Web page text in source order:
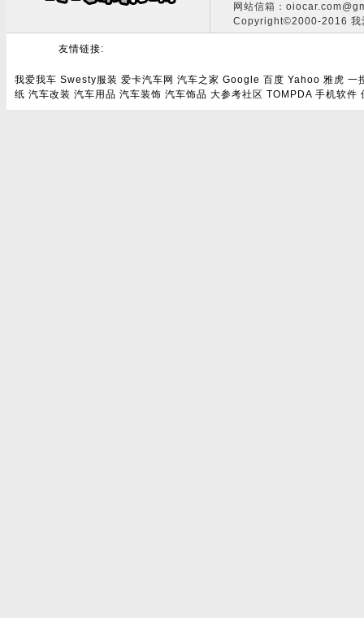
网站信箱：
Copyright©2000-2016 我
友情链接:
我爱我车 Swesty服装 爱卡汽车网 汽车之家 Google 百度 Yahoo 雅虎 一
纸 汽车改装 汽车用品 汽车装饰 汽车饰品 大参考社区 TOMPDA 手机软件